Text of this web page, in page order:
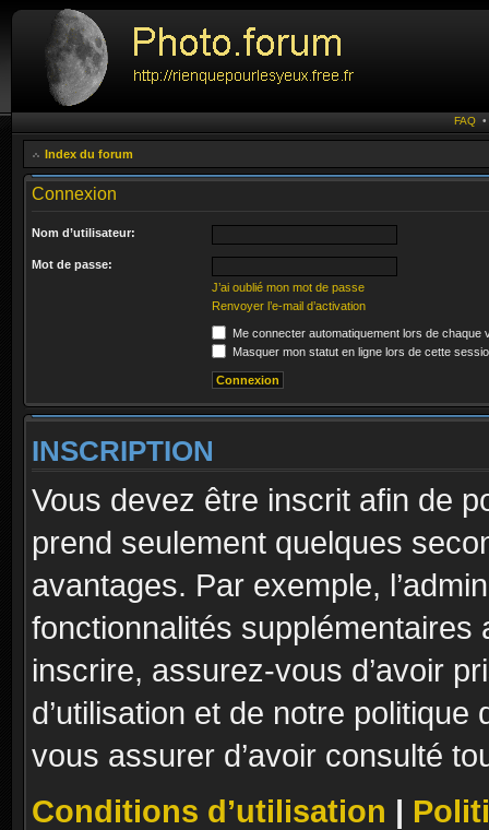
FAQ
Index du forum
Connexion
Nom d’utilisateur:
Mot de passe:
J’ai oublié mon mot de passe
Renvoyer l’e-mail d’activation
Me connecter automatiquement lors de chaque
Masquer mon statut en ligne lors de cette
INSCRIPTION
Vous devez être inscrit afin de
prend seulement quelques
avantages. Par exemple,
fonctionnalités
inscrire, assurez-vous d’avoir
d’utilisation et de notre
vous assurer d’avoir consulté
Conditions d’utilisation |